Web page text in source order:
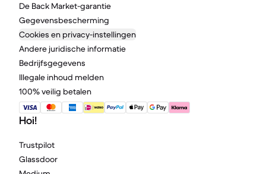
De Back Market-garantie
Gegevensbescherming
Cookies en privacy-instellingen
Andere juridische informatie
Bedrijfsgegevens
Illegale inhoud melden
100% veilig betalen
Hoi!
Trustpilot
Glassdoor